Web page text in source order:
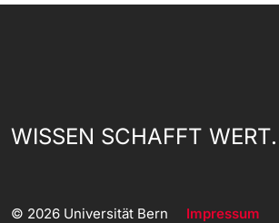
WISSEN SCHAFFT WERT.
© 2026 Universität Bern Impressum